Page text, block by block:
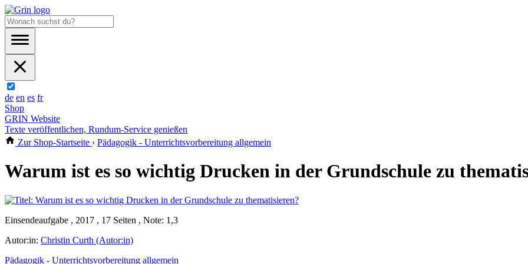
de en es fr
Shop
GRIN Website
Texte veröffentlichen, Rundum-Service genießen
Zur Shop-Startseite › Pädagogik - Unterrichtsvorbereitung allgemein
Warum ist es so wichtig Drucken in der Grundschule zu
Einsendeaufgabe , 2017 , 17 Seiten , Note: 1,3
Autor:in: Christin Curth (Autor:in)
Pädagogik - Unterrichtsvorbereitung allgemein